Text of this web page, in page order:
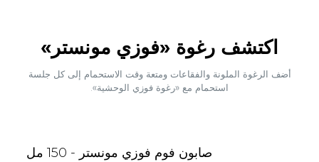
اكتشف رغوة «فوزي مونستر»
أضف الرغوة الملونة والفقاعات ومتعة وقت الاستحمام إلى كل جلسة
استحمام مع «رغوة فوزي الوحشية».
صابون فوم فوزي مونستر - 150 مل